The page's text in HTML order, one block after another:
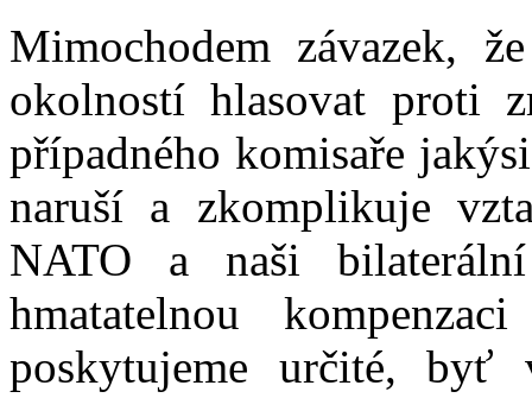
Mimochodem závazek,
okolností hlasovat proti
případného komisaře
naruší a zkomplikuje
NATO a naši
hmatatelnou
poskytujeme určité, byť